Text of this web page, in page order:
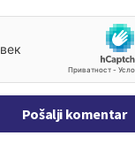
Pošalji komentar